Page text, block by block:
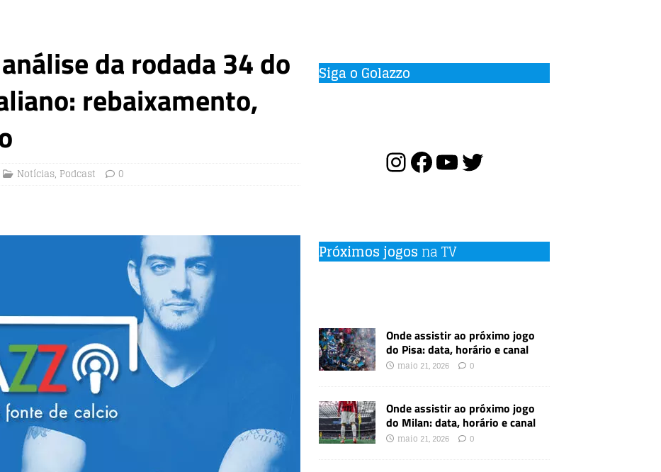
da rodada 34 do
rebaixamento,
Notícias, Podcast 0
Siga o Golazzo
Próximos jogos na TV
Onde assistir ao próximo jogo
do Pisa: data, horário e canal
maio 21, 2026 0
Onde assistir ao próximo jogo
do Milan: data, horário e canal
maio 21, 2026 0